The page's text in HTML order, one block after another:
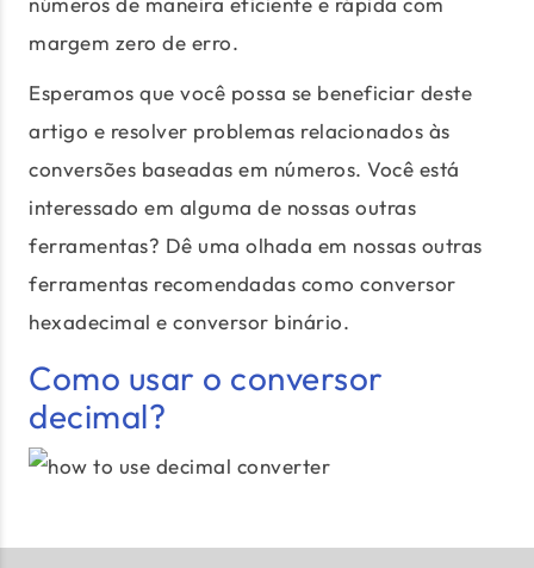
margem zero de erro.
Esperamos que você possa se beneficiar deste
artigo e resolver problemas relacionados às
conversões baseadas em números. Você está
interessado em alguma de nossas outras
ferramentas? Dê uma olhada em nossas outras
ferramentas recomendadas como conversor
hexadecimal e conversor binário.
Como usar o conversor
decimal?